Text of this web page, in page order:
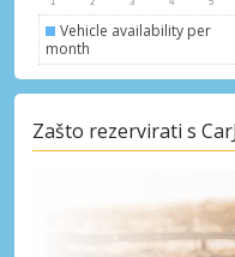
Vehicle availability per
month
Zašto rezervirati s